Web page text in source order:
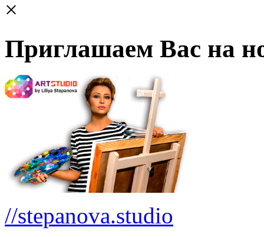
×
Приглашаем Вас на
//stepanova.studio